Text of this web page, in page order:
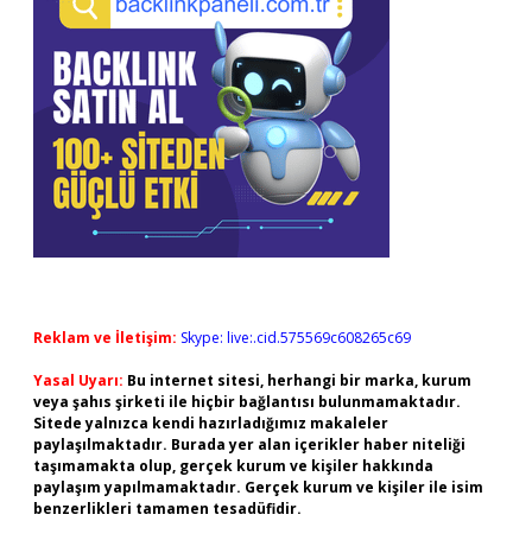
Reklam ve İletişim: Skype: live:.cid.575569c608265c69
Yasal Uyarı: Bu internet sitesi, herhangi bir marka, kurum
veya şahıs şirketi ile hiçbir bağlantısı bulunmamaktadır.
Sitede yalnızca kendi hazırladığımız makaleler
paylaşılmaktadır. Burada yer alan içerikler haber niteliği
taşımamakta olup, gerçek kurum ve kişiler hakkında
paylaşım yapılmamaktadır. Gerçek kurum ve kişiler ile isim
benzerlikleri tamamen tesadüfidir.